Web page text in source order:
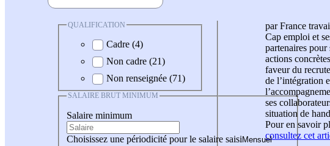
QUALIFICATION
Cadre (4)
Non cadre (21)
Non renseignée (71)
SALAIRE BRUT MINIMUM
Salaire minimum
Choisissez une périodicité pour le salaire saisi
par France
Cap emploi et
partenaires pour
actions
faveur du
de l’intégration
ses
situation de
Pour en savoir
consultez cet